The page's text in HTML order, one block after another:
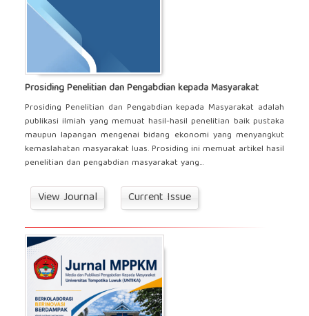
Prosiding Penelitian dan Pengabdian kepada Masyarakat
Prosiding Penelitian dan Pengabdian kepada Masyarakat adalah
publikasi ilmiah yang memuat hasil-hasil penelitian baik pustaka
maupun lapangan mengenai bidang ekonomi yang menyangkut
kemaslahatan masyarakat luas. Prosiding ini memuat artikel hasil
penelitian dan pengabdian masyarakat yang...
View Journal Current Issue